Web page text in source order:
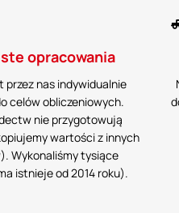
opracowania
przez nas indywidualnie
celów obliczeniowych.
nie przygotowują
wartości z innych
Wykonaliśmy tysiące
istnieje od 2014 roku).